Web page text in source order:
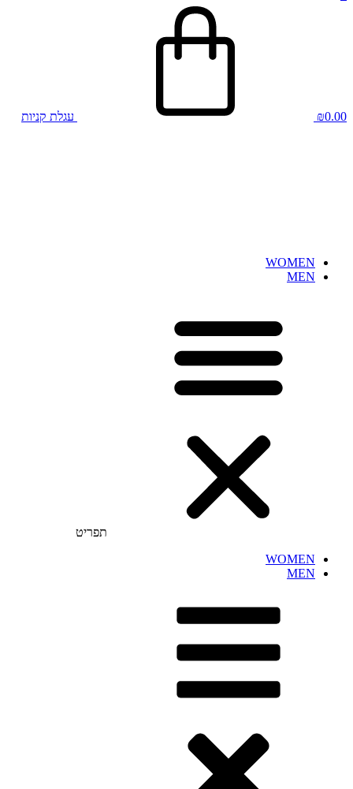
₪0.00 עגלת קניות
WOMEN
MEN
תפריט
WOMEN
MEN